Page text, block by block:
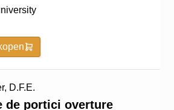
D.F.E.
de portici overture